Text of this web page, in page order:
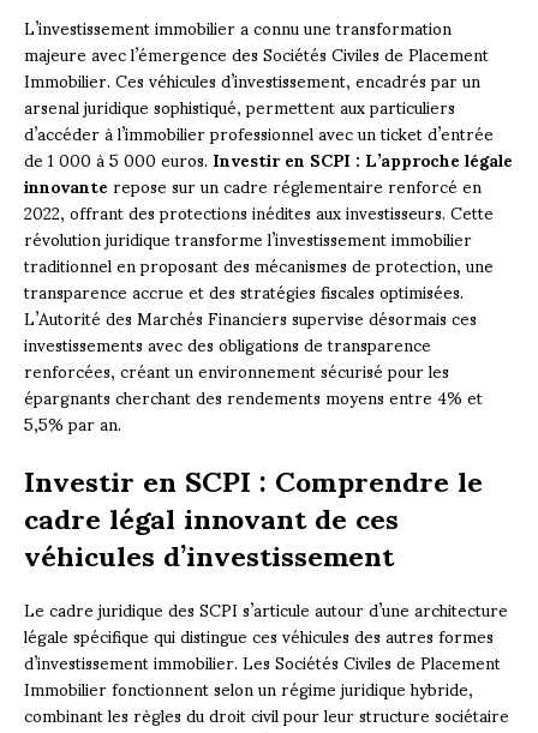
L’investissement immobilier a connu une transformation
majeure avec l’émergence des Sociétés Civiles de Placement
Immobilier. Ces véhicules d’investissement, encadrés par un
arsenal juridique sophistiqué, permettent aux particuliers
d’accéder à l’immobilier professionnel avec un ticket d’entrée
de 1 000 à 5 000 euros.Investir en SCPI : L’approche légale
innovanterepose sur un cadre réglementaire renforcé en
2022, offrant des protections inédites aux investisseurs. Cette
révolution juridique transforme l’investissement immobilier
traditionnel en proposant des mécanismes de protection, une
transparence accrue et des stratégies fiscales optimisées.
L’Autorité des Marchés Financiers supervise désormais ces
investissements avec des obligations de transparence
renforcées, créant un environnement sécurisé pour les
épargnants cherchant des rendements moyens entre 4% et
5,5% par an.
Investir en SCPI : Comprendre le
cadre légal innovant de ces
véhicules d’investissement
Le cadre juridique des SCPI s’articule autour d’une architecture
légale spécifique qui distingue ces véhicules des autres formes
d’investissement immobilier. Les Sociétés Civiles de Placement
Immobilier fonctionnent selon un régime juridique hybride,
combinant les règles du droit civil pour leur structure sociétaire